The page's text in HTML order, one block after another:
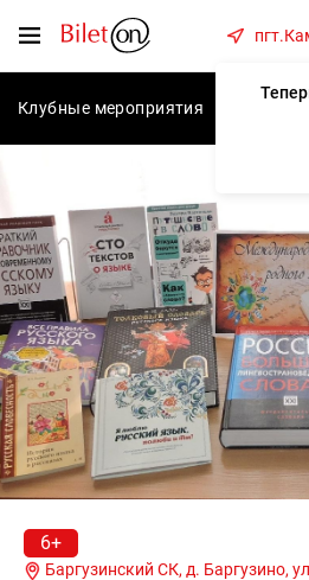
Меню
Клубные мероприятия
6+
Баргузинский СК, д. Баргузино,